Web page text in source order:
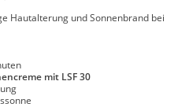
Hautalterung und Sonnenbrand bei
mit LSF 30